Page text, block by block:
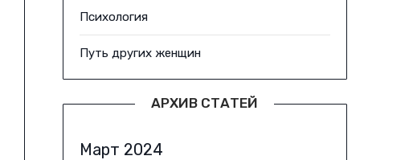
Психология
Путь других женщин
АРХИВ СТАТЕЙ
Март 2024